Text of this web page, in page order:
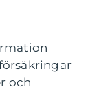
och